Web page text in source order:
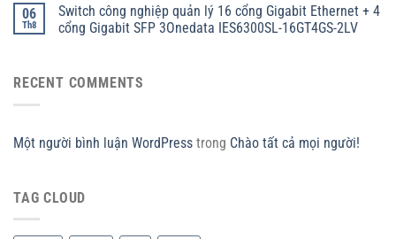
06
Th8
Switch công nghiệp quản lý 16 cổng Gigabit Ethernet + 4
cổng Gigabit SFP 3Onedata IES6300SL-16GT4GS-2LV
RECENT COMMENTS
Một người bình luận WordPress trong Chào tất cả mọi người!
TAG CLOUD